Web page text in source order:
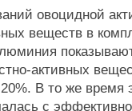
овоцидной
веществ в
активных
20%. В то же
с